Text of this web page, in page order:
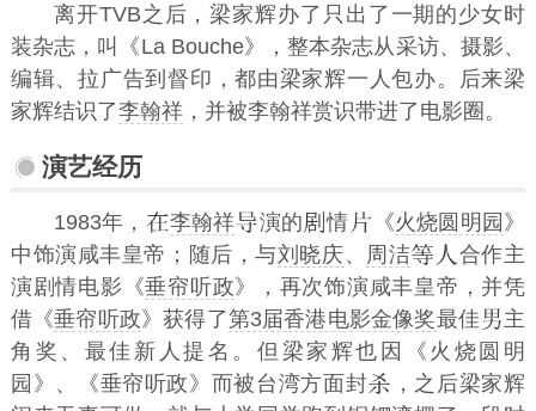
离开TVB之后，梁家辉办了只出了一期的少女时
装杂志，叫《La Bouche》，整本杂志从采访、摄影、
编辑、拉广告到督印，都由梁家辉一人包办。后来梁
家辉结识了李翰祥，并被李翰祥赏识带进了电影圈。
演艺经历
1983年， 李翰祥 演的 情 《火烧圆明园 》
中饰演咸丰皇帝；随后，与刘晓庆、 周洁
合作主
演剧情电影《垂帘听政》，再次饰演咸丰皇帝，并凭
借《垂帘听政》获得了第3届香港电影金像奖最佳
主
角奖、最佳新人提名。但梁家辉也因《火烧圆明
园》、《垂帘听政》而被台湾方面封
，之后梁家辉